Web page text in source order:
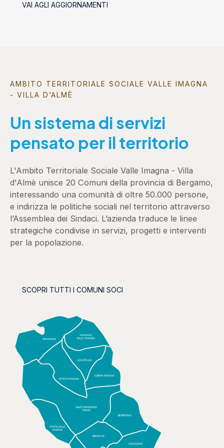
socializzanti (Centri estivi)
VAI AGLI AGGIORNAMENTI
AMBITO TERRITORIALE SOCIALE VALLE IMAGNA
- VILLA D’ALMÈ
Un sistema di servizi
pensato per il territorio
L'Ambito Territoriale Sociale Valle Imagna - Villa
d'Almè unisce 20 Comuni della provincia di Bergamo,
interessando una comunità di oltre 50.000 persone,
e indirizza le politiche sociali nel territorio attraverso
l’Assemblea dei Sindaci. L’azienda traduce le linee
strategiche condivise in servizi, progetti e interventi
per la popolazione.
SCOPRI TUTTI I COMUNI SOCI